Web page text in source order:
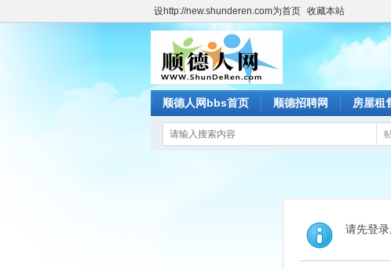
设http://new.shunderen.com为首页 收藏本站
顺德人网bbs首页 顺德招聘网 房屋租
请先登